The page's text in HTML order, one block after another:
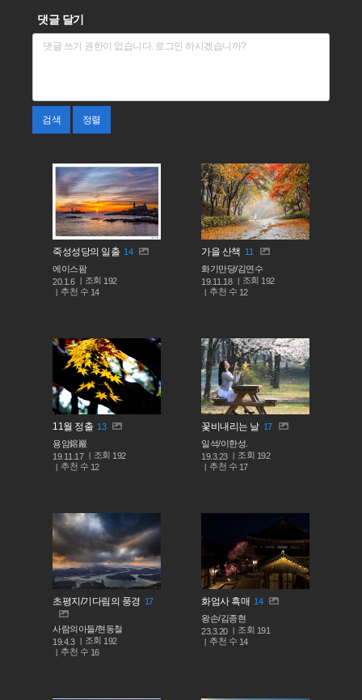
댓글 달기
검색 정렬
죽성성당의 일출 14
에이스팜
20.1.6
조회 192
추천 수 14
가을 산책 11
화기만당/김연수
19.11.18
조회 192
추천 수 12
11월 정출 13
용암鎔巖
19.11.17
조회 192
추천 수 12
꽃비내리는 날 17
일석/이한성.
19.3.23
조회 192
추천 수 17
초평지/기다림의 풍경 17
사람의아들/현동철
19.4.3
조회 192
추천 수 16
화엄사 흑매 14
왕손/김종현
23.3.20
조회 191
추천 수 14